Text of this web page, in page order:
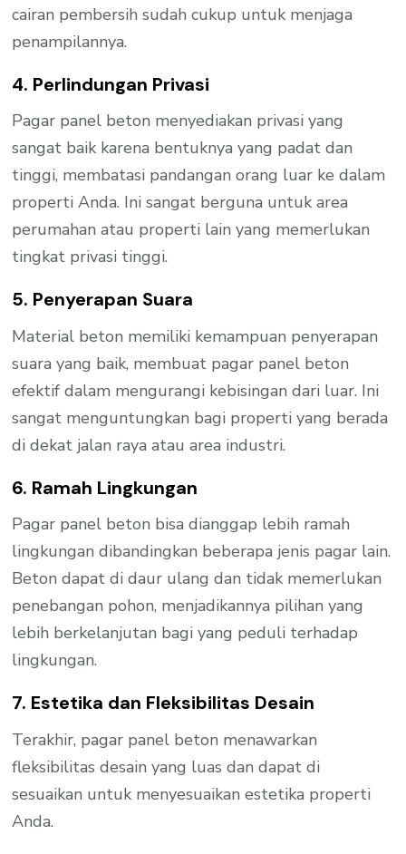
cairan pembersih sudah cukup untuk menjaga
penampilannya.
4. Perlindungan Privasi
Pagar panel beton menyediakan privasi yang
sangat baik karena bentuknya yang padat dan
tinggi, membatasi pandangan orang luar ke dalam
properti Anda. Ini sangat berguna untuk area
perumahan atau properti lain yang memerlukan
tingkat privasi tinggi.
5. Penyerapan Suara
Material beton memiliki kemampuan penyerapan
suara yang baik, membuat pagar panel beton
efektif dalam mengurangi kebisingan dari luar. Ini
sangat menguntungkan bagi properti yang berada
di dekat jalan raya atau area industri.
6. Ramah Lingkungan
Pagar panel beton bisa dianggap lebih ramah
lingkungan dibandingkan beberapa jenis pagar lain.
Beton dapat di daur ulang dan tidak memerlukan
penebangan pohon, menjadikannya pilihan yang
lebih berkelanjutan bagi yang peduli terhadap
lingkungan.
7. Estetika dan Fleksibilitas Desain
Terakhir, pagar panel beton menawarkan
fleksibilitas desain yang luas dan dapat di
sesuaikan untuk menyesuaikan estetika properti
Anda.